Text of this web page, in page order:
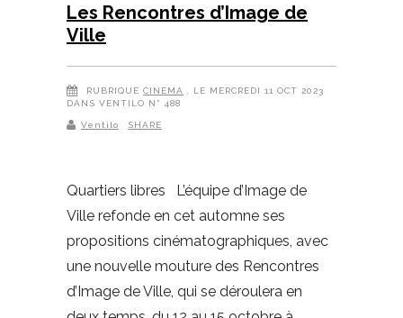
Les Rencontres d’Image de
Ville
RUBRIQUE CINÉMA
, LE MERCREDI 11 OCT 2023
DANS VENTILO N° 488
Ventilo SHARE
Quartiers libres L’équipe d’Image de
Ville refonde en cet automne ses
propositions cinématographiques, avec
une nouvelle mouture des Rencontres
d’Image de Ville, qui se déroulera en